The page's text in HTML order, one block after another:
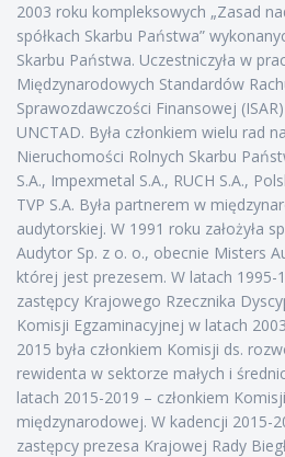
2003 roku kompleksowych „Zasad
spółkach Skarbu Państwa”
Skarbu Państwa. Uczestniczyła w
Międzynarodowych Standardów
Sprawozdawczości Finansowej
UNCTAD. Była członkiem wielu rad
Nieruchomości Rolnych Skarbu
S.A., Impexmetal S.A., RUCH S.A.,
TVP S.A. Była partnerem w
audytorskiej. W 1991 roku założyła
Audytor Sp. z o. o., obecnie Misters
której jest prezesem. W latach 1995-
zastępcy Krajowego Rzecznika
Komisji Egzaminacyjnej w latach
2015 była członkiem Komisji ds.
rewidenta w sektorze małych i
latach 2015-2019 – członkiem
międzynarodowej. W kadencji 2015-
zastępcy prezesa Krajowej Rady